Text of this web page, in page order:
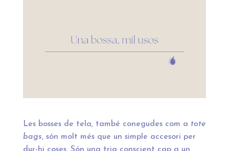
Les bosses de tela, també conegudes com a tote
bags, són molt més que un simple accesori per
dur-hi coses. Són una tria conscient cap a un